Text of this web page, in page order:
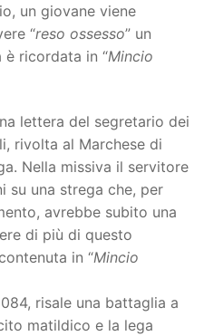
un giovane viene
“reso ossesso” un
ricordata in “Mincio
lettera del segretario dei
rivolta al Marchese di
Nella missiva il servitore
su una strega che, per
avrebbe subito una
di più di questo
in “Mincio
risale una battaglia a
matildico e la lega